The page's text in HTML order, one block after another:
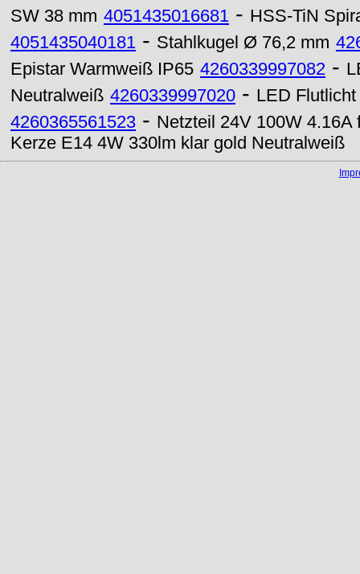
SW 38 mm 4051435016681 - HSS-TiN
4051435040181 - Stahlkugel Ø 76,2 mm
Epistar Warmweiß IP65 4260339997082 -
Neutralweiß 4260339997020 - LED
4260365561523 - Netzteil 24V 100W
Kerze E14 4W 330lm klar gold Neutralweiß